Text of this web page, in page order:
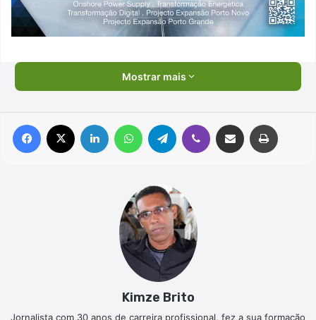
Mostrar mais
Facebook Linkedin WhatsAppTelegram Viber Compartilhar via e-mail
Kimze Brito
Jornalista com 30 anos de carreira profissional, fez a sua formação